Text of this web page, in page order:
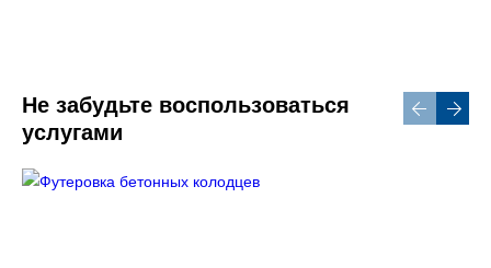
Не забудьте воспользоваться
услугами